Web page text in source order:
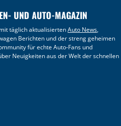
UND AUTO-MAGAZIN
täglich aktualisiertenAuto News,
Berichten und der streng geheimen
für echte Auto-Fans und
Neuigkeiten aus der Welt der schnellen